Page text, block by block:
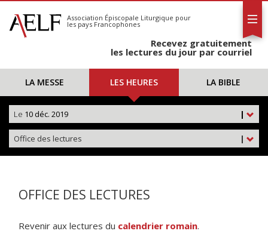
S'abonner
Calendrier
Association Épiscopale Liturgique pour
les pays Francophones
Recevez gratuitement
les lectures du jour par courriel
LA MESSE LES HEURES LA BIBLE
|
Le 10 déc. 2019
|
Office des lectures
OFFICE DES LECTURES
Revenir aux lectures du calendrier romain.